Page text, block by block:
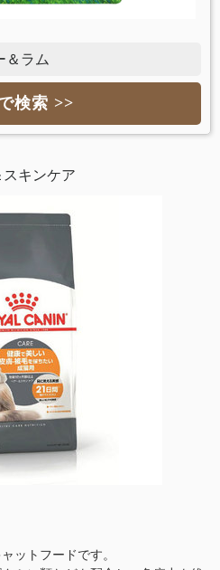
＆ラム
検索 >>
スキンケア
ットフードです。